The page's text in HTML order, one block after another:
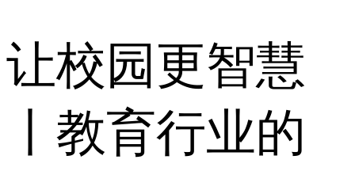
让校园更智慧
丨教育行业的